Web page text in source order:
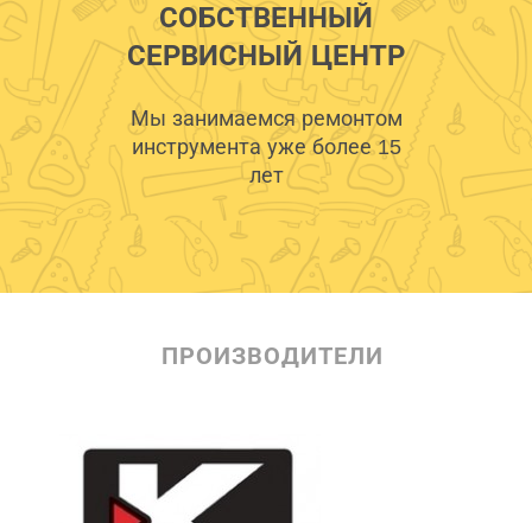
СОБСТВЕННЫЙ
СЕРВИСНЫЙ ЦЕНТР
Мы занимаемся ремонтом
инструмента уже более 15
лет
ПРОИЗВОДИТЕЛИ